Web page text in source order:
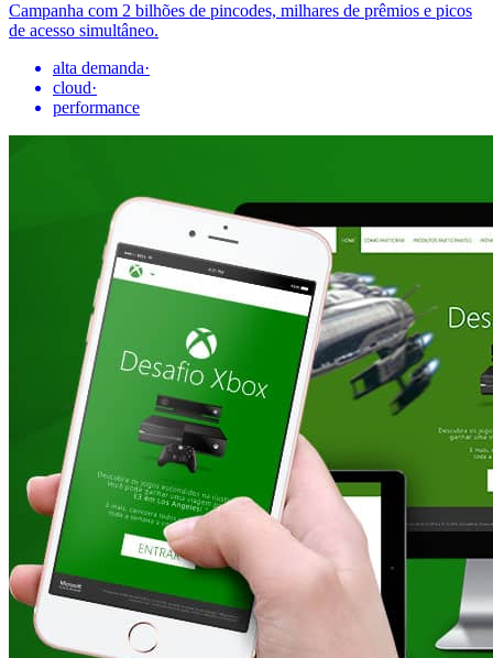
Campanha com 2 bilhões de pincodes, milhares de prêmios e picos
de acesso simultâneo.
alta demanda·
cloud·
performance